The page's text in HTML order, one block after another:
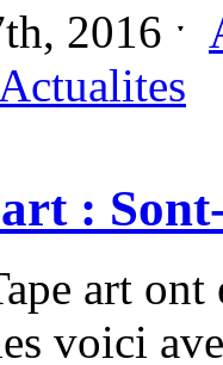
2016 ˑ
Actualites
:
art
voici